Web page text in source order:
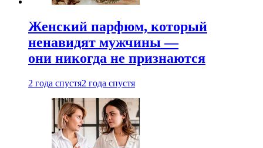
Женский парфюм, который
ненавидят мужчины —
они никогда не признаются
2 года спустя2 года спустя